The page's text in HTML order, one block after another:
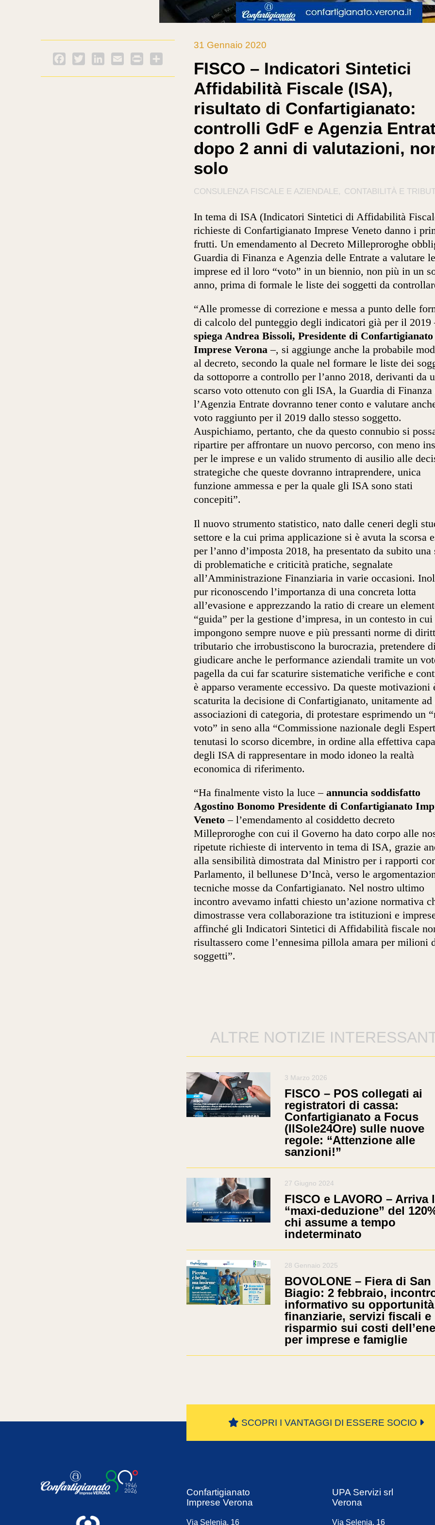
Facebook
Twitter LinkedInEmail PrintFriendly
31 Gennaio 2020
FISCO – Indicatori Sintetici
Affidabilità Fiscale (ISA),
risultato di Confartigianato:
controlli GdF e Agenzia
dopo 2 anni di valutazioni,
solo
CONSULENZA FISCALE E AZIENDALE CONTABILITÀ E
In tema di ISA (Indicatori Sintetici di Affidabilità
richieste di Confartigianato Imprese Veneto danno i
frutti. Un emendamento al Decreto Milleproroghe
Guardia di Finanza e Agenzia delle Entrate a valutare le
imprese ed il loro “voto” in un biennio, non più in un
anno, prima di formale le liste dei soggetti da
“Alle promesse di correzione e messa a punto delle
di calcolo del punteggio degli indicatori già per il 2019
spiega Andrea Bissoli, Presidente di Confartigianato
Imprese Verona –, si aggiunge anche la probabile
al decreto, secondo la quale nel formare le liste dei
da sottoporre a controllo per l’anno 2018, derivanti da
scarso voto ottenuto con gli ISA, la Guardia di Finanza
l’Agenzia Entrate dovranno tener conto e valutare
voto raggiunto per il 2019 dallo stesso soggetto.
Auspichiamo, pertanto, che da questo connubio si
ripartire per affrontare un nuovo percorso, con meno
per le imprese e un valido strumento di ausilio alle
strategiche che queste dovranno intraprendere, unica
funzione ammessa e per la quale gli ISA sono stati
concepiti”.
Il nuovo strumento statistico, nato dalle ceneri degli
settore e la cui prima applicazione si è avuta la scorsa
per l’anno d’imposta 2018, ha presentato da subito una
di problematiche e criticità pratiche, segnalate
all’Amministrazione Finanziaria in varie occasioni.
pur riconoscendo l’importanza di una concreta lotta
all’evasione e apprezzando la ratio di creare un
“guida” per la gestione d’impresa, in un contesto in cui
impongono sempre nuove e più pressanti norme di
tributario che irrobustiscono la burocrazia, pretendere di
giudicare anche le performance aziendali tramite un
pagella da cui far scaturire sistematiche verifiche e
è apparso veramente eccessivo. Da queste motivazioni
scaturita la decisione di Confartigianato, unitamente ad
associazioni di categoria, di protestare esprimendo un
voto” in seno alla “Commissione nazionale degli
tenutasi lo scorso dicembre, in ordine alla effettiva
degli ISA di rappresentare in modo idoneo la realtà
economica di riferimento.
“Ha finalmente visto la luce – annuncia soddisfatto
Agostino Bonomo Presidente di Confartigianato
Veneto– l’emendamento al cosiddetto decreto
Milleproroghe con cui il Governo ha dato corpo alle
ripetute richieste di intervento in tema di ISA, grazie
alla sensibilità dimostrata dal Ministro per i rapporti
Parlamento, il bellunese D’Incà, verso le
tecniche mosse da Confartigianato. Nel nostro ultimo
incontro avevamo infatti chiesto un’azione normativa
dimostrasse vera collaborazione tra istituzioni e
affinché gli Indicatori Sintetici di Affidabilità fiscale
risultassero come l’ennesima pillola amara per milioni
soggetti”.
ALTRE NOTIZIE
3 Marzo 2026
FISCO – POS collegati ai
registratori di cassa:
Confartigianato a Focus
(IlSole24Ore) sulle nuove
regole: “Attenzione alle
sanzioni!”
27 Giugno 2024
FISCO e LAVORO – Arriva
“maxi-deduzione” del
chi assume a tempo
indeterminato
28 Gennaio 2025
BOVOLONE – Fiera di San
Biagio: 2 febbraio,
informativo su opportunità
finanziarie, servizi fiscali e
risparmio sui costi
per imprese e famiglie
SCOPRI I VANTAGGI DI ESSERE SOCIO
Confartigianato
Imprese Verona
Via Selenia, 16
UPA Servizi srl
Verona
Via Selenia, 16